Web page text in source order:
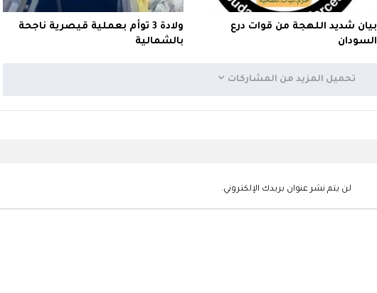
بيان شديد اللهجة من قوات درع
السودان
ولادة 3 توأم بعملية قيصرية ناجحة
بالشمالية
تحميل المزيد من المشاركات
لن يتم نشر عنوان بريدك الإلكتروني.